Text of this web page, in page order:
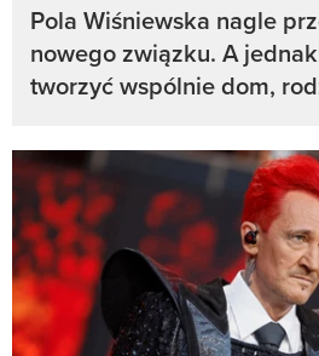
Pola Wiśniewska nagle
nowego związku. A
tworzyć wspólnie dom,